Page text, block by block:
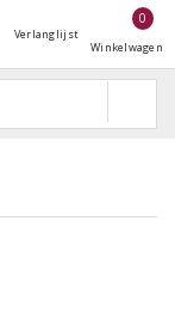
Verlanglijst
0
Winkelwagen